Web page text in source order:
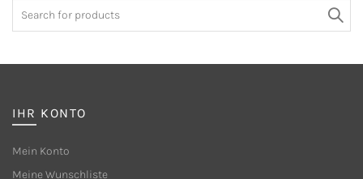
IHR KONTO
Mein Konto
Meine Wunschliste